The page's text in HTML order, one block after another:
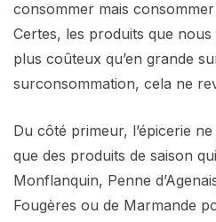
consommer mais
Certes, les produits que
plus coûteux qu’en grande
surconsommation, cela ne
Du côté primeur, l’épicerie
que des produits de saison
Monflanquin, Penne
Fougères ou de Marmande